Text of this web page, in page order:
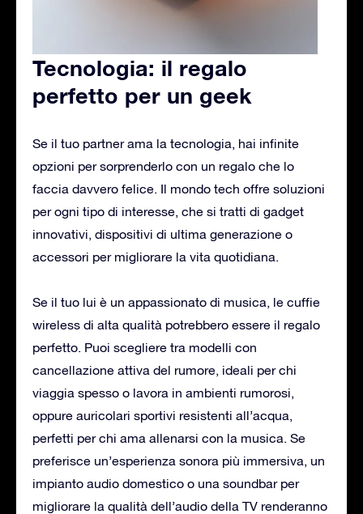
Tecnologia: il regalo
perfetto per un geek
Se il tuo partner ama la tecnologia, hai infinite
opzioni per sorprenderlo con un regalo che lo
faccia davvero felice. Il mondo tech offre soluzioni
per ogni tipo di interesse, che si tratti di gadget
innovativi, dispositivi di ultima generazione o
accessori per migliorare la vita quotidiana.
Se il tuo lui è un appassionato di musica, le cuffie
wireless di alta qualità potrebbero essere il regalo
perfetto. Puoi scegliere tra modelli con
cancellazione attiva del rumore, ideali per chi
viaggia spesso o lavora in ambienti rumorosi,
oppure auricolari sportivi resistenti all’acqua,
perfetti per chi ama allenarsi con la musica. Se
preferisce un’esperienza sonora più immersiva, un
impianto audio domestico o una soundbar per
migliorare la qualità dell’audio della TV renderanno